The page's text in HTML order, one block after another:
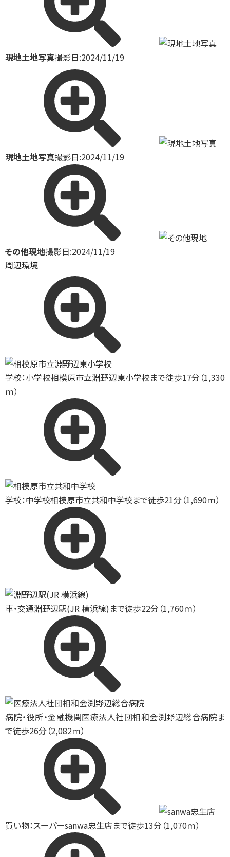
現地土地写真撮影日:2024/11/19
現地土地写真撮影日:2024/11/19
その他現地撮影日:2024/11/19
周辺環境
学校：小学校相模原市立淵野辺東小学校まで徒歩17分（1,330
ｍ）
学校：中学校相模原市立共和中学校まで徒歩21分（1,690ｍ）
車・交通淵野辺駅(JR 横浜線)まで徒歩22分（1,760ｍ）
病院・役所・金融機関医療法人社団相和会渕野辺総合病院ま
で徒歩26分（2,082ｍ）
買い物：スーパーsanwa忠生店まで徒歩13分（1,070ｍ）